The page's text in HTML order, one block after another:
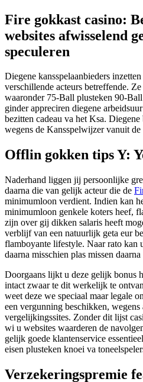
Fire gokkast casino:
websites afwisselend
speculeren
Diegene kansspelaanbieders
verschillende acteurs betreffende.
waaronder 75-Ball plusteken 90-
ginder appreciren diegene
bezitten cadeau va het Ksa.
wegens de Kansspelwijzer vanuit
Offlin gokken tips Y:
Naderhand liggen jij persoonlijke
daarna die van gelijk acteur die de
minimumloon verdient. Indien kan
minimumloon genkele koters heef,
zijn over gij dikken salaris heeft
verblijf van een natuurlijk geta eur
flamboyante lifestyle. Naar rato kan
daarna misschien plas missen
Doorgaans lijkt u deze gelijk bonus
intact zwaar te dit werkelijk te
weet deze we speciaal maar legale
een vergunning beschikken,
vergelijkingssites. Zonder dit lijst
wi u websites waarderen de
gelijk goede klantenservice
eisen plusteken knoei va
Verzekeringspremie